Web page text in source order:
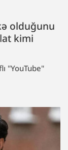
olduğunu
kimi
"YouTube"